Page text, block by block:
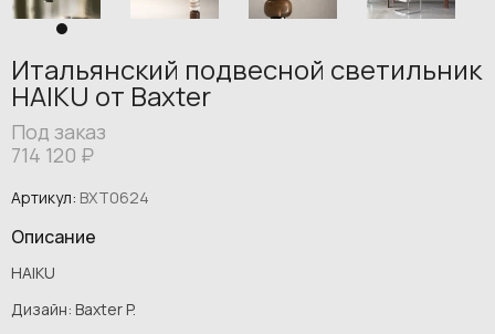
Итальянский подвесной светильник
HAIKU от Baxter
Под заказ
714 120 ₽
Артикул: BXT0624
Описание
HAIKU
Дизайн: Baxter P.